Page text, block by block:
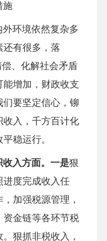
施
环境依然复杂多
还有很多，落
、化解社会矛盾
增加，财政收支
要坚定信心，铆
收入，千方百计化
稳运行。
收入方面。一是狠
进度完成收入任
加强税源管理，
资金链等各环节税
狠抓非税收入，